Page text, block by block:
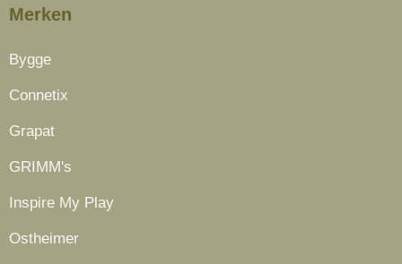
Merken
Bygge
Connetix
Grapat
GRIMM's
Inspire My Play
Ostheimer